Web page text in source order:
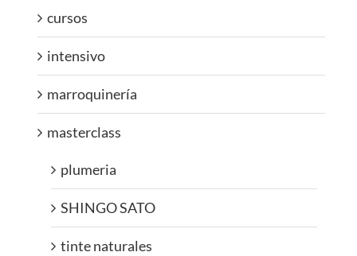
cursos
intensivo
marroquinería
masterclass
plumeria
SHINGO SATO
tinte naturales